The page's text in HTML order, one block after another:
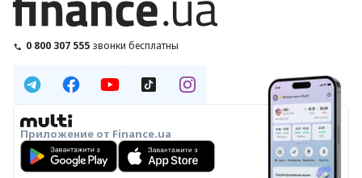
0 800 307 555 звонки бесплатны
Приложение от Finance.ua